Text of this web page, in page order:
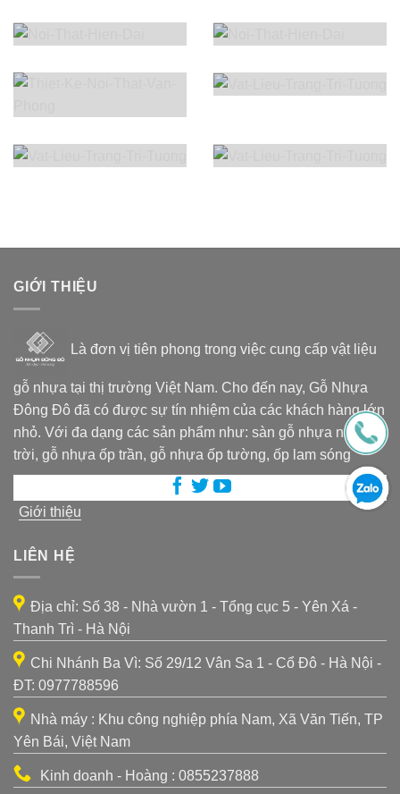
GIỚI THIỆU
Là đơn vị tiên phong trong việc cung cấp vật liệu
gỗ nhựa tại thị trường Việt Nam. Cho đến nay, Gỗ Nhựa
Đông Đô đã có được sự tín nhiệm của các khách hàng lớn
nhỏ. Với đa dạng các sản phẩm như: sàn gỗ nhựa ngoài
trời, gỗ nhựa ốp trần, gỗ nhựa ốp tường, ốp lam sóng
Giới thiệu
LIÊN HỆ
Địa chỉ: Số 38 - Nhà vườn 1 - Tổng cục 5 - Yên Xá -
Thanh Trì - Hà Nội
Chi Nhánh Ba Vì: Số 29/12 Vân Sa 1 - Cổ Đô - Hà Nội -
ĐT: 0977788596
Nhà máy : Khu công nghiệp phía Nam, Xã Văn Tiến, TP
Yên Bái, Việt Nam
Kinh doanh - Hoàng : 0855237888